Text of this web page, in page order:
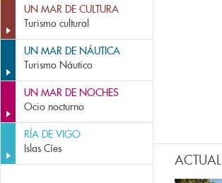
UN MAR DE CULTURA
Turismo cultural
UN MAR DE NÁUTICA
Turismo Náutico
UN MAR DE NOCHES
Ocio nocturno
RÍA DE VIGO
Islas Cíes